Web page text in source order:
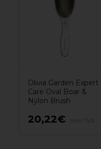
Olivia Garden Expert
Care Oval Boar &
Nylon Brush
20,22€